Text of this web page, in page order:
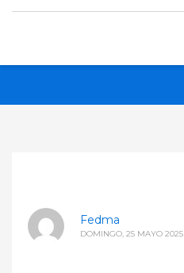
Fedma
DOMINGO, 25 MAYO 2025